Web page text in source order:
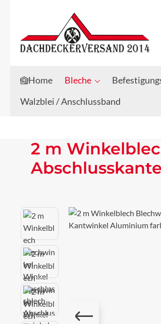
Zum Hauptinhalt springen
Zur Suche springen
Home Bleche
Walzblei / Anschlussband
2 m
Bildergalerie überspringen